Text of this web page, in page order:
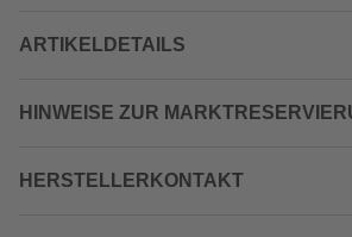
ARTIKELDETAILS
HINWEISE ZUR
HERSTELLERKONTAKT